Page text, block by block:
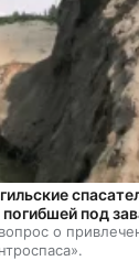
под
о